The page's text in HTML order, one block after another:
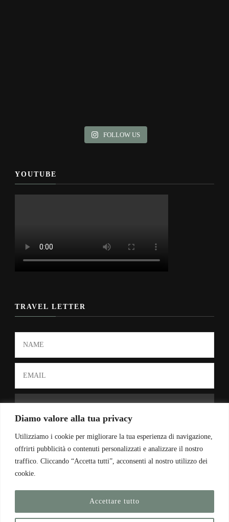
Diamo valore alla tua privacy
Utilizziamo i cookie per migliorare la tua esperienza di navigazione,
offrirti pubblicità o contenuti personalizzati e analizzare il nostro
traffico. Cliccando “Accetta tutti”, acconsenti al nostro utilizzo dei
cookie.
Accettare tutto
FOLLOW US
YOUTUBE
TRAVEL LETTER
Email
seeyouinawild@gmail.com